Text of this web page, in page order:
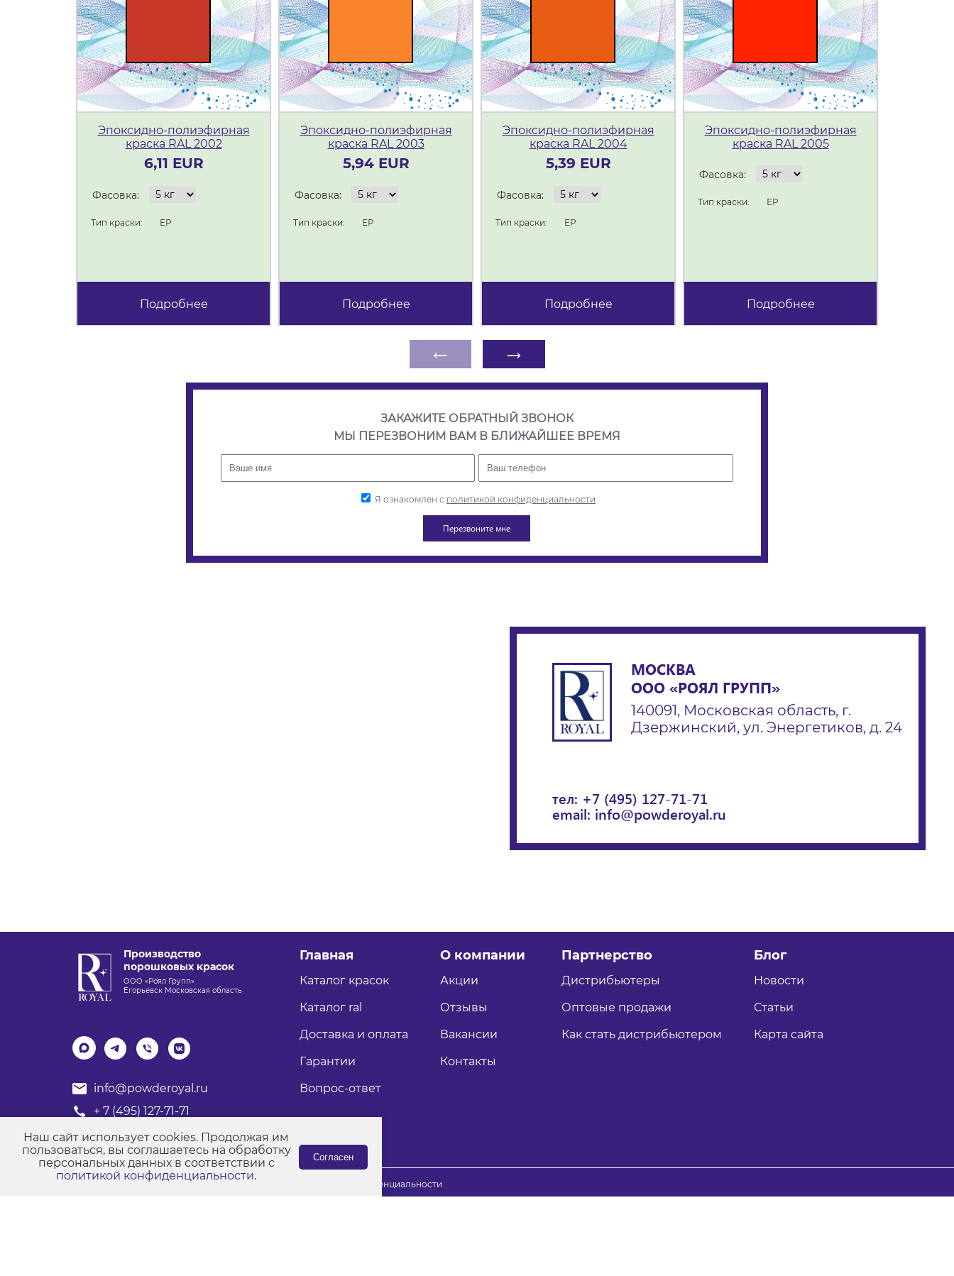
Эпоксидно-полиэфирная
краска RAL 2002
6,11 EUR
Фасовка:
Тип краски: ЕР
Подробнее
Эпоксидно-полиэфирная
краска RAL 2003
5,94 EUR
Фасовка:
Тип краски: ЕР
Подробнее
Эпоксидно-полиэфирная
краска RAL 2004
5,39 EUR
Фасовка:
Тип краски: ЕР
Подробнее
Эпоксидно-полиэфирная
краска RAL 2005
Фасовка:
Тип краски: ЕР
Подробнее
← →
ЗАКАЖИТЕ ОБРАТНЫЙ ЗВОНОК
МЫ ПЕРЕЗВОНИМ ВАМ В БЛИЖАЙШЕЕ ВРЕМЯ
Я ознакомлен с политикой конфиденциальности
МОСКВА
ООО «РОЯЛ ГРУПП»
140091, Московская область, г.
Дзержинский, ул. Энергетиков, д. 24
тел: +7 (495) 127-71-71
email: info@powderoyal.ru
Производство
порошковых красок
ООО «Роял Групп»
Егорьевск Московская область
info@powderoyal.ru
+ 7 (495) 127-71-71
График работы: Пн-Пт
Время работы: с 8:00 до 17:00
Главная
Каталог красок
Каталог ral
Доставка и оплата
Гарантии
Вопрос-ответ
О компании
Акции
Отзывы
Вакансии
Контакты
Партнерство
Дистрибьютеры
Оптовые продажи
Как стать дистрибьютером
Блог
Новости
Статьи
Карта сайта
© Порошковые краски "Роял Групп" 2017-2026 Политика конфиденциальности
Наш сайт использует cookies. Продолжая им
пользоваться, вы соглашаетесь на обработку
персональных данных в соответствии с
политикой конфиденциальности.
Согласен